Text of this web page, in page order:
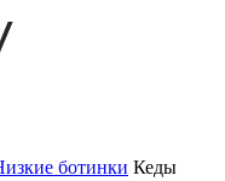
ботинки Кеды